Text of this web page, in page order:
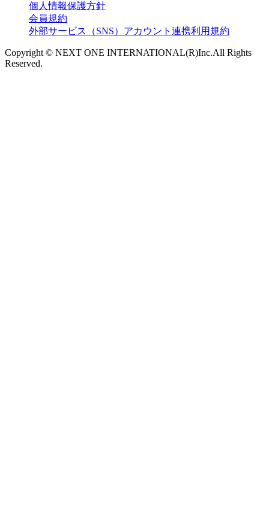
個人情報保護方針
会員規約
外部サービス（SNS）アカウント連携利用規約
Copyright © NEXT ONE INTERNATIONAL(R)Inc.All Rights
Reserved.